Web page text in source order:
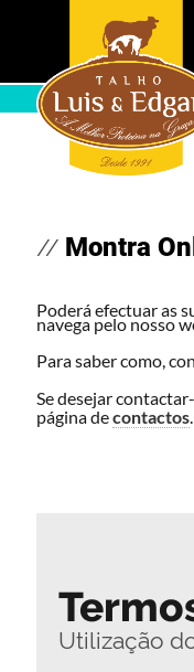
// Montra
Poderá efectuar as
navega pelo nosso
Para saber como,
Se desejar
página decontactos.
Utilização